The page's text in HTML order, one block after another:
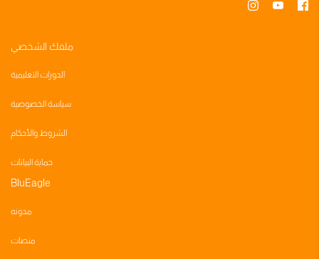
ملفك الشخصي
الدورات التعليمية
سياسة الخصوصية
الشروط والأحكام
حماية البيانات
BluEagle
مدونه
منصات